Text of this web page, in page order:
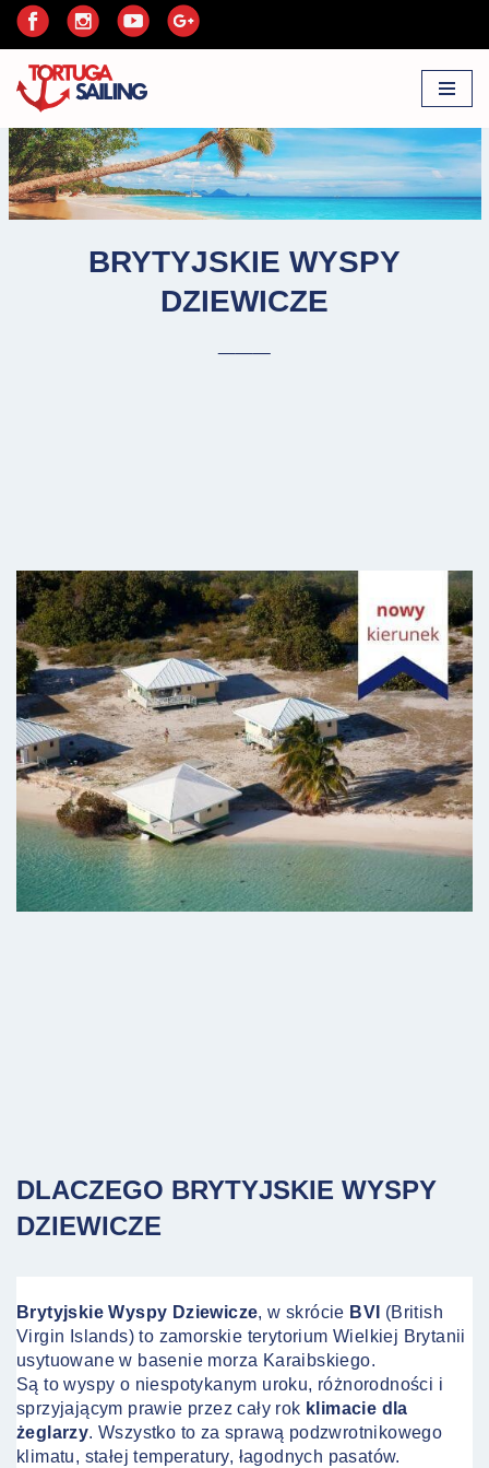
do
treści
BRYTYJSKIE WYSPY
DZIEWICZE
DLACZEGO BRYTYJSKIE WYSPY
DZIEWICZE
Brytyjskie Wyspy Dziewicze, w skrócie BVI (British
Virgin Islands) to zamorskie terytorium Wielkiej Brytanii
usytuowane w basenie morza Karaibskiego.
Są to wyspy o niespotykanym uroku, różnorodności i
sprzyjającym prawie przez cały rok klimacie dla
żeglarzy. Wszystko to za sprawą podzwrotnikowego
klimatu, stałej temperatury, łagodnych pasatów.